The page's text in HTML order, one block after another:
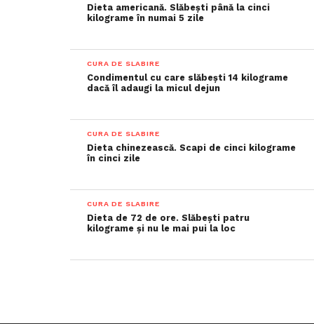
Dieta americană. Slăbești până la cinci
kilograme în numai 5 zile
CURA DE SLABIRE
Condimentul cu care slăbești 14 kilograme
dacă îl adaugi la micul dejun
CURA DE SLABIRE
Dieta chinezească. Scapi de cinci kilograme
în cinci zile
CURA DE SLABIRE
Dieta de 72 de ore. Slăbești patru
kilograme și nu le mai pui la loc